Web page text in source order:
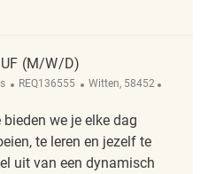
(M/W/D)
ReqId
REQ136555 Plaats
Witten, 58452
we je elke dag
te leren en jezelf te
uit van een dynamisch